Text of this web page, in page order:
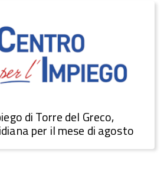
di Torre del Greco,
per il mese di agosto